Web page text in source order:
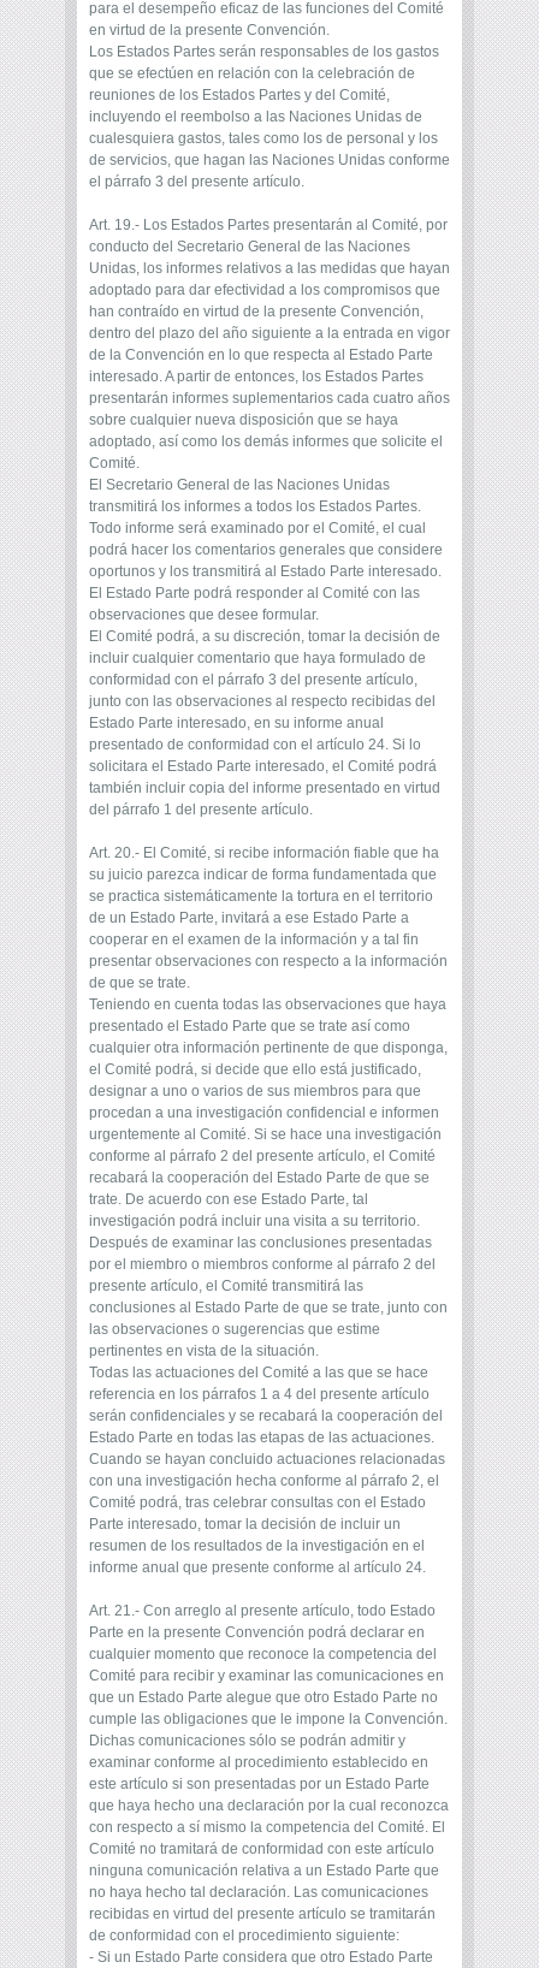
para el desempeño eficaz de las funciones del Comité
en virtud de la presente Convención.
Los Estados Partes serán responsables de los gastos
que se efectúen en relación con la celebración de
reuniones de los Estados Partes y del Comité,
incluyendo el reembolso a las Naciones Unidas de
cualesquiera gastos, tales como los de personal y los
de servicios, que hagan las Naciones Unidas conforme
el párrafo 3 del presente artículo.
Art. 19.- Los Estados Partes presentarán al Comité, por
conducto del Secretario General de las Naciones
Unidas, los informes relativos a las medidas que hayan
adoptado para dar efectividad a los compromisos que
han contraído en virtud de la presente Convención,
dentro del plazo del año siguiente a la entrada en vigor
de la Convención en lo que respecta al Estado Parte
interesado. A partir de entonces, los Estados Partes
presentarán informes suplementarios cada cuatro años
sobre cualquier nueva disposición que se haya
adoptado, así como los demás informes que solicite el
Comité.
El Secretario General de las Naciones Unidas
transmitirá los informes a todos los Estados Partes.
Todo informe será examinado por el Comité, el cual
podrá hacer los comentarios generales que considere
oportunos y los transmitirá al Estado Parte interesado.
El Estado Parte podrá responder al Comité con las
observaciones que desee formular.
El Comité podrá, a su discreción, tomar la decisión de
incluir cualquier comentario que haya formulado de
conformidad con el párrafo 3 del presente artículo,
junto con las observaciones al respecto recibidas del
Estado Parte interesado, en su informe anual
presentado de conformidad con el artículo 24. Si lo
solicitara el Estado Parte interesado, el Comité podrá
también incluir copia del informe presentado en virtud
del párrafo 1 del presente artículo.
Art. 20.- El Comité, si recibe información fiable que ha
su juicio parezca indicar de forma fundamentada que
se practica sistemáticamente la tortura en el territorio
de un Estado Parte, invitará a ese Estado Parte a
cooperar en el examen de la información y a tal fin
presentar observaciones con respecto a la información
de que se trate.
Teniendo en cuenta todas las observaciones que haya
presentado el Estado Parte que se trate así como
cualquier otra información pertinente de que disponga,
el Comité podrá, si decide que ello está justificado,
designar a uno o varios de sus miembros para que
procedan a una investigación confidencial e informen
urgentemente al Comité. Si se hace una investigación
conforme al párrafo 2 del presente artículo, el Comité
recabará la cooperación del Estado Parte de que se
trate. De acuerdo con ese Estado Parte, tal
investigación podrá incluir una visita a su territorio.
Después de examinar las conclusiones presentadas
por el miembro o miembros conforme al párrafo 2 del
presente artículo, el Comité transmitirá las
conclusiones al Estado Parte de que se trate, junto con
las observaciones o sugerencias que estime
pertinentes en vista de la situación.
Todas las actuaciones del Comité a las que se hace
referencia en los párrafos 1 a 4 del presente artículo
serán confidenciales y se recabará la cooperación del
Estado Parte en todas las etapas de las actuaciones.
Cuando se hayan concluido actuaciones relacionadas
con una investigación hecha conforme al párrafo 2, el
Comité podrá, tras celebrar consultas con el Estado
Parte interesado, tomar la decisión de incluir un
resumen de los resultados de la investigación en el
informe anual que presente conforme al artículo 24.
Art. 21.- Con arreglo al presente artículo, todo Estado
Parte en la presente Convención podrá declarar en
cualquier momento que reconoce la competencia del
Comité para recibir y examinar las comunicaciones en
que un Estado Parte alegue que otro Estado Parte no
cumple las obligaciones que le impone la Convención.
Dichas comunicaciones sólo se podrán admitir y
examinar conforme al procedimiento establecido en
este artículo si son presentadas por un Estado Parte
que haya hecho una declaración por la cual reconozca
con respecto a sí mismo la competencia del Comité. El
Comité no tramitará de conformidad con este artículo
ninguna comunicación relativa a un Estado Parte que
no haya hecho tal declaración. Las comunicaciones
recibidas en virtud del presente artículo se tramitarán
de conformidad con el procedimiento siguiente:
- Si un Estado Parte considera que otro Estado Parte